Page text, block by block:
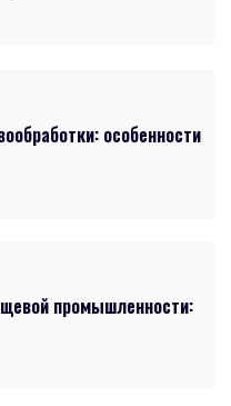
особенности
промышленности: